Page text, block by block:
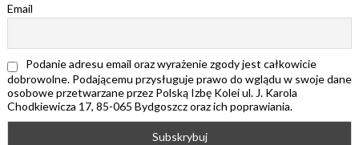
Email
Podanie adresu email oraz wyrażenie zgody jest całkowicie
dobrowolne. Podającemu przysługuje prawo do wglądu w swoje dane
osobowe przetwarzane przez Polską Izbę Kolei ul. J. Karola
Chodkiewicza 17, 85-065 Bydgoszcz oraz ich poprawiania.